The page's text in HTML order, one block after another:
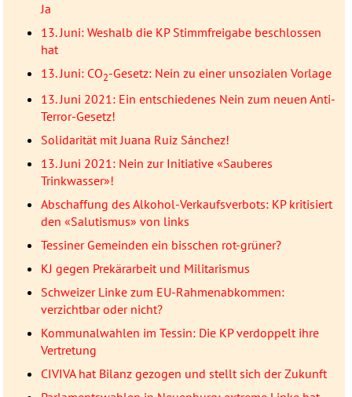
Ja
13. Juni: Weshalb die KP Stimmfreigabe beschlossen
hat
13. Juni: CO2-Gesetz: Nein zu einer unsozialen Vorlage
13. Juni 2021: Ein entschiedenes Nein zum neuen Anti-
Terror-Gesetz!
Solidarität mit Juana Ruiz Sánchez!
13. Juni 2021: Nein zur Initiative «Sauberes
Trinkwasser»!
Abschaffung des Alkohol-Verkaufsverbots: KP kritisiert
den «Salutismus» von links
Tessiner Gemeinden ein bisschen rot-grüner?
KJ gegen Prekärarbeit und Militarismus
Schweizer Linke zum EU-Rahmenabkommen:
verzichtbar oder nicht?
Kommunalwahlen im Tessin: Die KP verdoppelt ihre
Vertretung
CIVIVA hat Bilanz gezogen und stellt sich der Zukunft